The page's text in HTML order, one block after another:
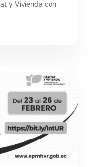
y Vivienda con